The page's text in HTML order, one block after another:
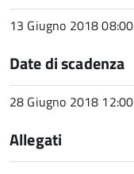
13 Giugno 2018 08:00
Date di scadenza
28 Giugno 2018 12:00
Allegati